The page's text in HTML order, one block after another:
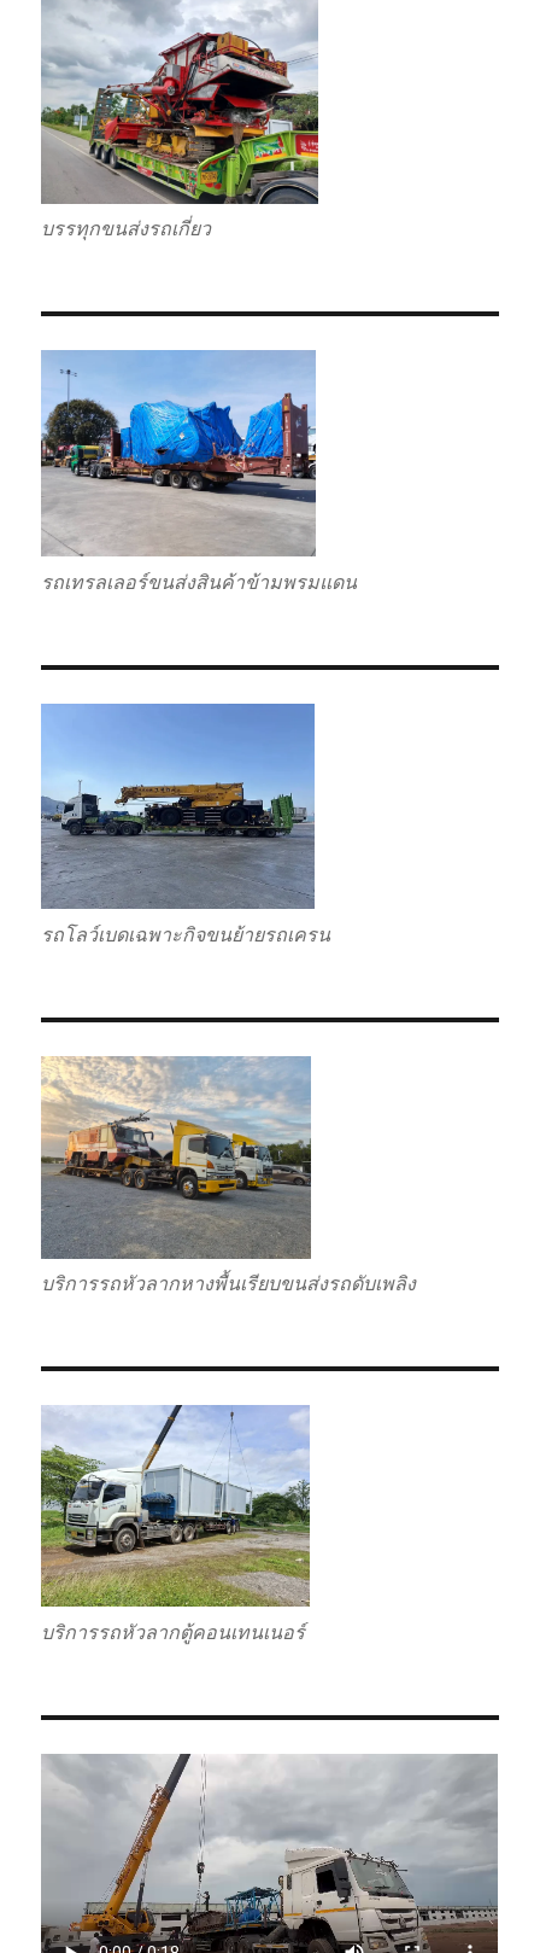
บรรทุกขนส่งรถเกี่ยว
รถเทรลเลอร์ขนส่งสินค้าข้ามพรมแดน
รถโลว์เบดเฉพาะกิจขนย้ายรถเครน
บริการรถหัวลากหางพื้นเรียบขนส่งรถดับเพลิง
บริการรถหัวลากตู้คอนเทนเนอร์